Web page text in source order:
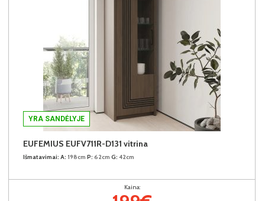
YRA SANDĖLYJE
EUFEMIUS EUFV711R-D131 vitrina
Išmatavimai: A: 198cm P: 62cm G: 42cm
Kaina: